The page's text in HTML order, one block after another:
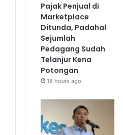
Pajak Penjual di
Marketplace
Ditunda, Padahal
Sejumlah
Pedagang Sudah
Telanjur Kena
Potongan
18 hours ago